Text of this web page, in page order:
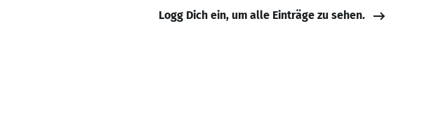
Logg Dich ein, um alle Einträge zu sehen.